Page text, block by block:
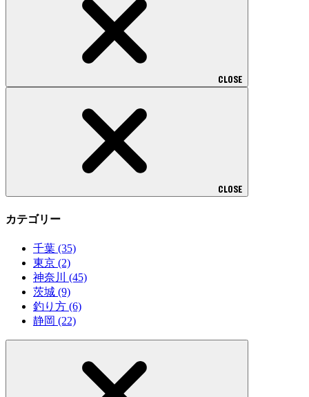
CLOSE
CLOSE
カテゴリー
千葉 (35)
東京 (2)
神奈川 (45)
茨城 (9)
釣り方 (6)
静岡 (22)